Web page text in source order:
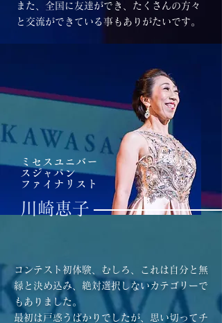
また、全国に友達ができ、たくさんの方々
と交流ができている事もありがたいです。
川崎恵子
ミセスユニバー
スジャパン
ファイナリスト
コンテスト初体験、むしろ、これは自分と無
縁と決め込み、絶対選択しないカテゴリーで
もありました。
最初は戸惑うばかりでしたが、思い切ってチ